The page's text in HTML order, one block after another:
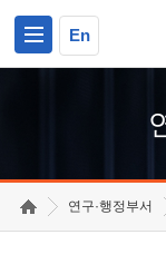
En
연구·행정부서